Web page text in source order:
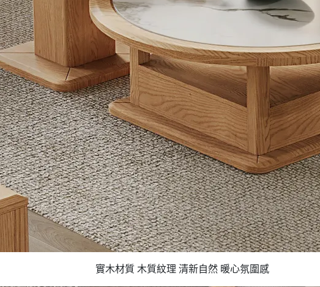
實木材質 木質紋理 清新自然 暖心氛圍感